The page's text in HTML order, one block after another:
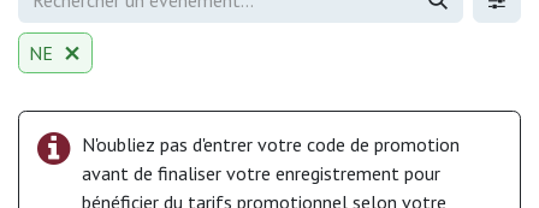
NE
N'oubliez pas d'entrer votre code de promotion
avant de finaliser votre enregistrement pour
bénéficier du tarifs promotionnel selon votre